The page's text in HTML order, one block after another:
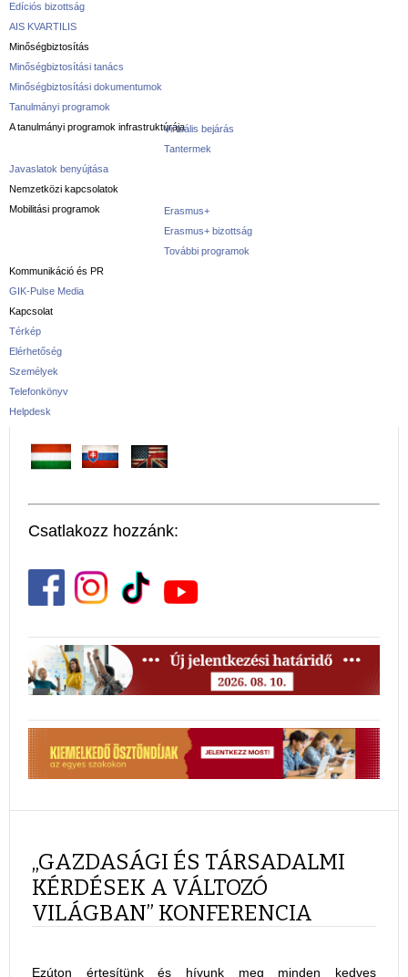
Edíciós bizottság
AIS KVARTILIS
Minőségbiztosítás
Minőségbiztosítási tanács
Minőségbiztosítási dokumentumok
Tanulmányi programok
A tanulmányi programok infrastruktúrájaVirtuális bejárás
Tantermek
Javaslatok benyújtása
Nemzetközi kapcsolatok
Mobilitási programok
Erasmus+
Erasmus+ bizottság
További programok
Kommunikáció és PR
GIK-Pulse Media
Kapcsolat
Térkép
Elérhetőség
Személyek
Telefonkönyv
Helpdesk
Csatlakozz hozzánk:
„GAZDASÁGI ÉS TÁRSADALMI
KÉRDÉSEK A VÁLTOZÓ
VILÁGBAN” KONFERENCIA
Ezúton értesítünk és hívunk meg minden kedves